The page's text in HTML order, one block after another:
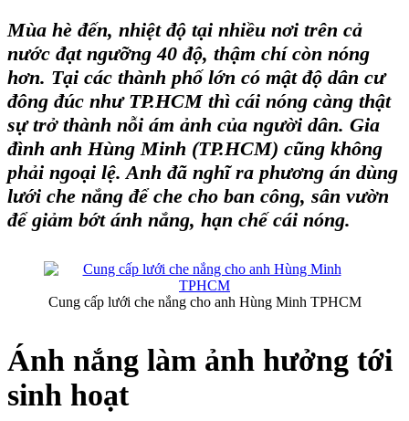
Mùa hè đến, nhiệt độ tại nhiều nơi trên cả
nước đạt ngưỡng 40 độ, thậm chí còn nóng
hơn. Tại các thành phố lớn có mật độ dân cư
đông đúc như TP.HCM thì cái nóng càng thật
sự trở thành nỗi ám ảnh của người dân. Gia
đình anh Hùng Minh (TP.HCM) cũng không
phải ngoại lệ. Anh đã nghĩ ra phương án dùng
lưới che nắng để che cho ban công, sân vườn
để giảm bớt ánh nắng, hạn chế cái nóng.
Cung cấp lưới che nắng cho anh Hùng Minh TPHCM
Ánh nắng làm ảnh hưởng tới
sinh hoạt